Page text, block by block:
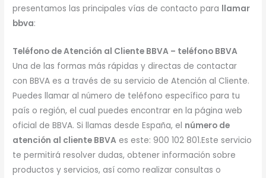
presentamos las principales vías de contacto para llamar
bbva:
Teléfono de Atención al Cliente BBVA – teléfono BBVA
Una de las formas más rápidas y directas de contactar
con BBVA es a través de su servicio de Atención al Cliente.
Puedes llamar al número de teléfono específico para tu
país o región, el cual puedes encontrar en la página web
oficial de BBVA. Si llamas desde España, el número de
atención al cliente BBVA es este: 900 102 801.Este servicio
te permitirá resolver dudas, obtener información sobre
productos y servicios, así como realizar consultas o